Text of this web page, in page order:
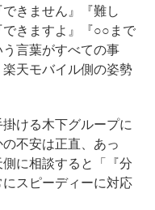
きません』『難し
きますよ』『○○まで
言葉がすべての事
天モバイル側の姿勢
ける木下グループに
不安は正直、あっ
に相談すると「『分
スピーディーに対応